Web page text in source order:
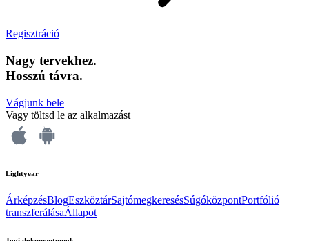
Regisztráció
Nagy tervekhez.
Hosszú távra.
Vágjunk bele
Vagy töltsd le az alkalmazást
Lightyear
ÁrképzésBlogEszköztárSajtómegkeresésSúgóközpontPortfólió
transzferálásaÁllapot